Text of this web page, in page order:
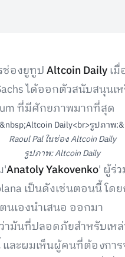
ช่องยูทูปAltcoin Dailyเมื่
ได้ออกตัวสนับสนุนเ
ที่มีศักยภาพมากที่สุด
Raoul Pal ในช่อง Altcoin Daily
รูปภาพ: Altcoin Daily
'Anatoly Yakovenko' ผู้ร่
เป็นดังเช่นตอนนี้ โด
เองนำเสนอ ออกมา
ามันที่ปลอดภัยสำหรับเ
และผมเห็นผู้คนที่ต้องกา